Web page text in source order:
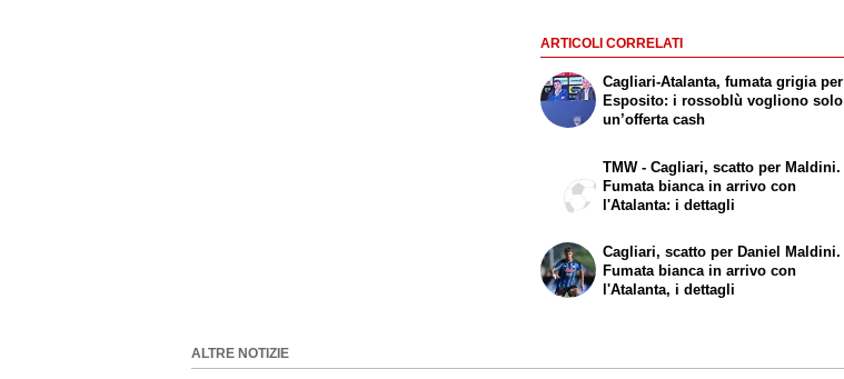
ARTICOLI CORRELATI
Cagliari-Atalanta, fumata grigia per
Esposito: i rossoblù vogliono solo
un’offerta cash
TMW - Cagliari, scatto per Maldini.
Fumata bianca in arrivo con
l'Atalanta: i dettagli
Cagliari, scatto per Daniel Maldini.
Fumata bianca in arrivo con
l'Atalanta, i dettagli
ALTRE NOTIZIE